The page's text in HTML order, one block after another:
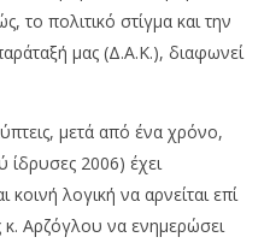
το πολιτικό στίγμα και την
μας (Δ.Α.Κ.), διαφωνεί
μετά από ένα χρόνο,
ίδρυσες 2006) έχει
κοινή λογική να αρνείται επί
κ. Αρζόγλου να ενημερώσει